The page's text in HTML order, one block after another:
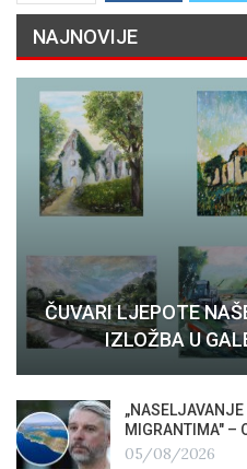
NAJNOVIJE
ČUVARI LJEPOTE
IZLOŽBA U
MIGRANTIMA″ –
05/08/2026